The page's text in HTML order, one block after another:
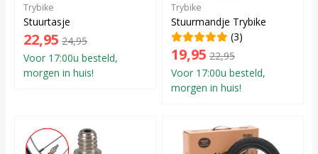
Trybike
Stuurtasje
22,95 24,95
Voor 17:00u besteld,
morgen in huis!
Trybike
Stuurmandje Trybike
(3)
19,95 22,95
Voor 17:00u besteld,
morgen in huis!